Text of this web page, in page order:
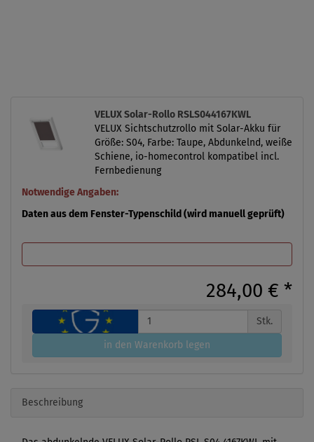
VELUX Solar-Rollo RSLS044167KWL
VELUX Sichtschutzrollo mit Solar-Akku für
Größe: S04, Farbe: Taupe, Abdunkelnd, weiße
Schiene, io-homecontrol kompatibel incl.
Fernbedienung
Notwendige Angaben:
Daten aus dem Fenster-Typenschild (wird manuell geprüft)
284,00 € *
Stk.
in den Warenkorb legen
Beschreibung